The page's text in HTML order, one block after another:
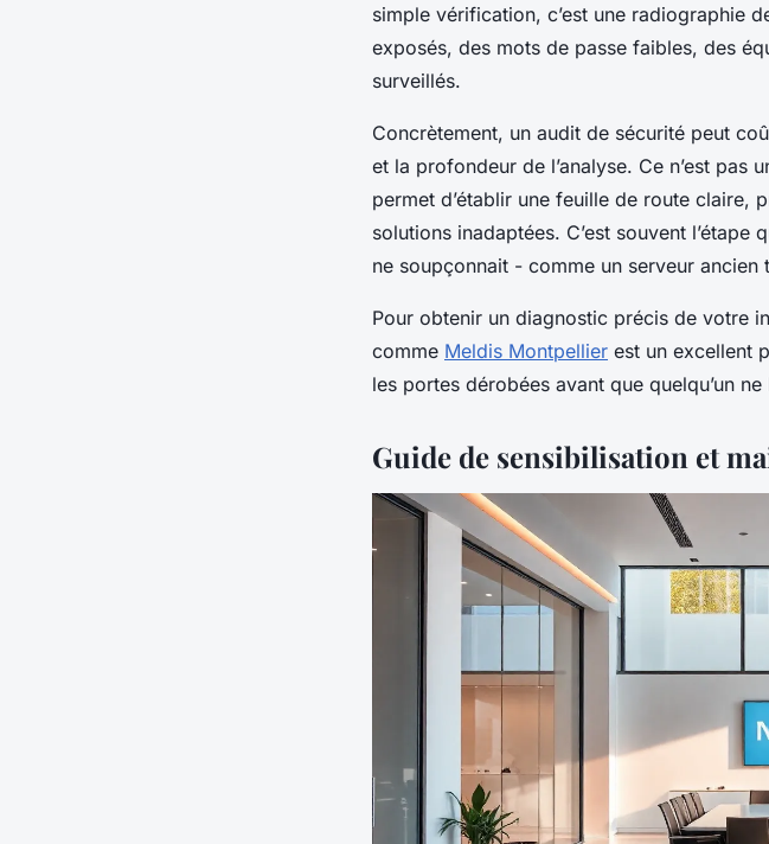
simple vérification, c’est une radiographie
exposés, des mots de passe faibles, des
surveillés.
Concrètement, un audit de sécurité peut
et la profondeur de l’analyse. Ce n’est pas
permet d’établir une feuille de route claire,
solutions inadaptées. C’est souvent
ne soupçonnait - comme un serveur ancien
Pour obtenir un diagnostic précis de votre
comme Meldis Montpellier est un excellent
les portes dérobées avant que quelqu’un
Guide de sensibilisation et